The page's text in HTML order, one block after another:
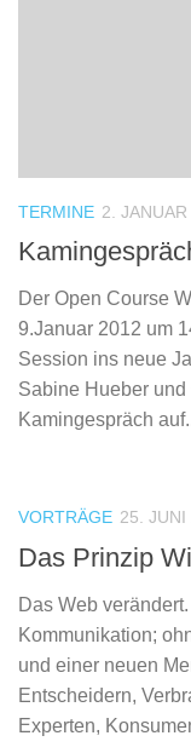
TERMINE 2.
Der Open Course
9.Januar 2012 um
Session ins neue
Sabine Hueber
Kamingespräch
VORTRÄGE 25. JUNI
Das Prinzip
Das Web
Kommunikation;
und einer neuen
Entscheidern,
Experten,